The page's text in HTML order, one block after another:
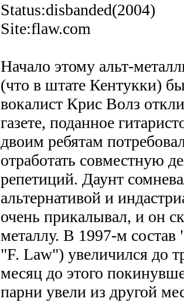
Status:disbanded(2004)
Site:flaw.com
Начало этому альт-
(что в штате Кентукки)
вокалист Крис Волз
газете, поданное
двоим ребятам
отработать совместную
репетиций. Даунт
альтернативой и
очень прикалывал, и он
металлу. В 1997-м состав
"F. Law") увеличился до
месяц до этого
парни увели из другой